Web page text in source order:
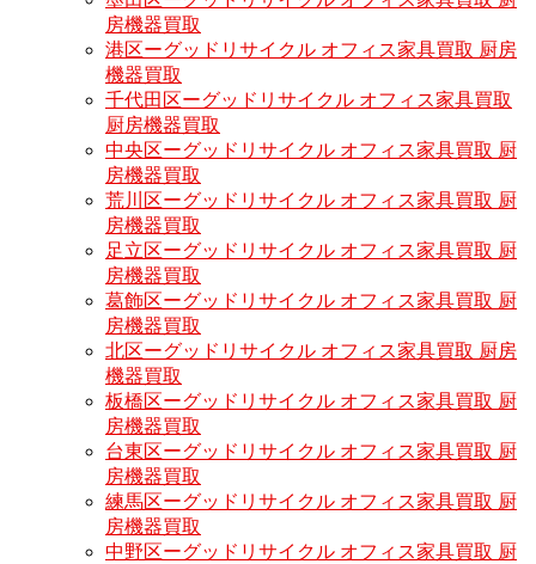
房機器買取
港区ーグッドリサイクル オフィス家具買取 厨房
機器買取
千代田区ーグッドリサイクル オフィス家具買取
厨房機器買取
中央区ーグッドリサイクル オフィス家具買取 厨
房機器買取
荒川区ーグッドリサイクル オフィス家具買取 厨
房機器買取
足立区ーグッドリサイクル オフィス家具買取 厨
房機器買取
葛飾区ーグッドリサイクル オフィス家具買取 厨
房機器買取
北区ーグッドリサイクル オフィス家具買取 厨房
機器買取
板橋区ーグッドリサイクル オフィス家具買取 厨
房機器買取
台東区ーグッドリサイクル オフィス家具買取 厨
房機器買取
練馬区ーグッドリサイクル オフィス家具買取 厨
房機器買取
中野区ーグッドリサイクル オフィス家具買取 厨